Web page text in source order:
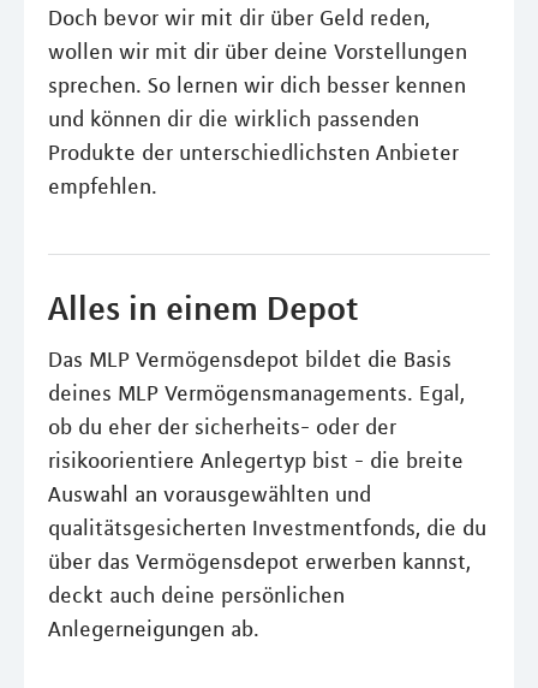
Doch bevor wir mit dir über Geld reden,
wollen wir mit dir über deine Vorstellungen
sprechen. So lernen wir dich besser kennen
und können dir die wirklich passenden
Produkte der unterschiedlichsten Anbieter
empfehlen.
Alles in einem Depot
Das MLP Vermögensdepot bildet die Basis
deines MLP Vermögensmanagements. Egal,
ob du eher der sicherheits- oder der
risikoorientiere Anlegertyp bist - die breite
Auswahl an vorausgewählten und
qualitätsgesicherten Investmentfonds, die du
über das Vermögensdepot erwerben kannst,
deckt auch deine persönlichen
Anlegerneigungen ab.